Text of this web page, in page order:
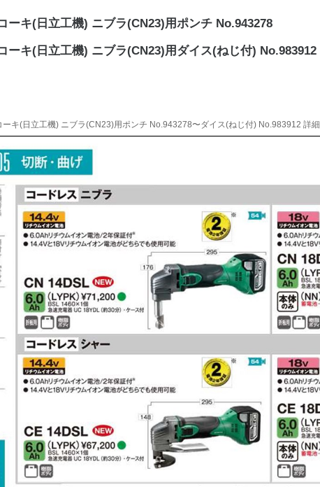
ーキ(日立工機) ニブラ(CN23)用ポンチ No.943278
ーキ(日立工機) ニブラ(CN23)用ダイス(ねじ付) No.983912
ーキ(日立工機) ニブラ(CN23)用ポンチ No.943278〜ダイス(ねじ付) No.983912 詳細